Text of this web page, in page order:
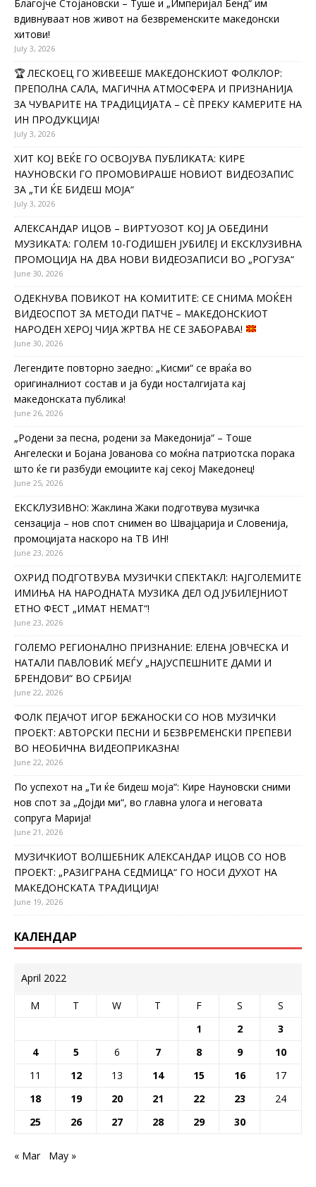
Благојче Стојановски – Туше и „Империјал Бенд“ им
вдивнуваат нов живот на безвременските македонски
хитови!
July 3, 2026
🏆 ЛЕСКОЕЦ ГО ЖИВЕЕШЕ МАКЕДОНСКИОТ ФОЛКЛОР:
ПРЕПОЛНА САЛА, МАГИЧНА АТМОСФЕРА И ПРИЗНАНИЈА
ЗА ЧУВАРИТЕ НА ТРАДИЦИЈАТА – СÈ ПРЕКУ КАМЕРИТЕ НА
ИН ПРОДУКЦИЈА!
July 3, 2026
ХИТ КОЈ ВЕЌЕ ГО ОСВОЈУВА ПУБЛИКАТА: КИРЕ
НАУНОВСКИ ГО ПРОМОВИРАШЕ НОВИОТ ВИДЕОЗАПИС
ЗА „ТИ ЌЕ БИДЕШ МОЈА“
July 3, 2026
АЛЕКСАНДАР ИЦОВ – ВИРТУОЗОТ КОЈ ЈА ОБЕДИНИ
МУЗИКАТА: ГОЛЕМ 10-ГОДИШЕН ЈУБИЛЕЈ И ЕКСКЛУЗИВНА
ПРОМОЦИЈА НА ДВА НОВИ ВИДЕОЗАПИСИ ВО „РОГУЗА“
June 30, 2026
ОДЕКНУВА ПОВИКОТ НА КОМИТИТЕ: СЕ СНИМА МОЌЕН
ВИДЕОСПОТ ЗА МЕТОДИ ПАТЧЕ – МАКЕДОНСКИОТ
НАРОДЕН ХЕРОЈ ЧИЈА ЖРТВА НЕ СЕ ЗАБОРАВА!
June 30, 2026
Легендите повторно заедно: „Кисми“ се враќа во
оригиналниот состав и ја буди носталгијата кај
македонската публика!
June 26, 2026
„Родени за песна, родени за Македонија“ – Тоше
Ангелески и Бојана Јованова со моќна патриотска порака
што ќе ги разбуди емоциите кај секој Македонец!
June 25, 2026
ЕКСКЛУЗИВНО: Жаклина Жаки подготвува музичка
сензација – нов спот снимен во Швајцарија и Словенија,
промоцијата наскоро на ТВ ИН!
June 23, 2026
ОХРИД ПОДГОТВУВА МУЗИЧКИ СПЕКТАКЛ: НАЈГОЛЕМИТЕ
ИМИЊА НА НАРОДНАТА МУЗИКА ДЕЛ ОД ЈУБИЛЕЈНИОТ
ЕТНО ФЕСТ „ИМАТ НЕМАТ“!
June 23, 2026
ГОЛЕМО РЕГИОНАЛНО ПРИЗНАНИЕ: ЕЛЕНА ЈОВЧЕСКА И
НАТАЛИ ПАВЛОВИЌ МЕЃУ „НАЈУСПЕШНИТЕ ДАМИ И
БРЕНДОВИ“ ВО СРБИЈА!
June 22, 2026
ФОЛК ПЕЈАЧОТ ИГОР БЕЖАНОСКИ СО НОВ МУЗИЧКИ
ПРОЕКТ: АВТОРСКИ ПЕСНИ И БЕЗВРЕМЕНСКИ ПРЕПЕВИ
ВО НЕОБИЧНА ВИДЕОПРИКАЗНА!
June 22, 2026
По успехот на „Ти ќе бидеш моја“: Кире Науновски сними
нов спот за „Дојди ми“, во главна улога и неговата
сопруга Марија!
June 21, 2026
МУЗИЧКИОТ ВОЛШЕБНИК АЛЕКСАНДАР ИЦОВ СО НОВ
ПРОЕКТ: „РАЗИГРАНА СЕДМИЦА“ ГО НОСИ ДУХОТ НА
МАКЕДОНСКАТА ТРАДИЦИЈА!
June 19, 2026
КАЛЕНДАР
April 2022
M T W T F S
S
1
2
3
4
5 6 7 8 9
10
11
12 13 14 15 16
17
18
19 20 21 22 23
24
25
26 27 28 29 30
« Mar May »